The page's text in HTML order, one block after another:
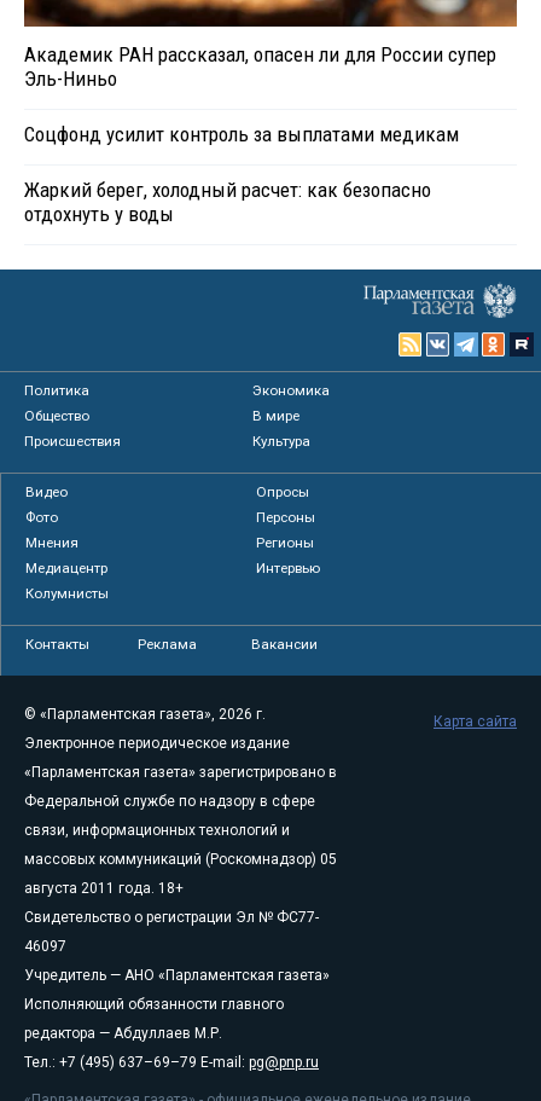
Академик РАН рассказал, опасен ли для России супер
Эль-Ниньо
Соцфонд усилит контроль за выплатами медикам
Жаркий берег, холодный расчет: как безопасно
отдохнуть у воды
Политика
Экономика
Общество
В мире
Происшествия
Культура
Видео
Опросы
Фото
Персоны
Мнения
Регионы
Медиацентр
Интервью
Колумнисты
Контакты Реклама Вакансии
© «Парламентская газета», 2026 г.
Электронное периодическое издание
«Парламентская газета» зарегистрировано в
Федеральной службе по надзору в сфере
связи, информационных технологий и
массовых коммуникаций (Роскомнадзор) 05
августа 2011 года. 18+
Свидетельство о регистрации Эл № ФС77-
46097
Учредитель — АНО «Парламентская газета»
Исполняющий обязанности главного
редактора — Абдуллаев М.Р.
Тел.: +7 (495) 637–69–79 E-mail: pg@pnp.ru
Карта сайта